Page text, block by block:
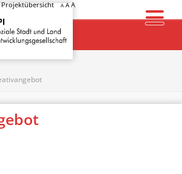
Projektübersicht A AA